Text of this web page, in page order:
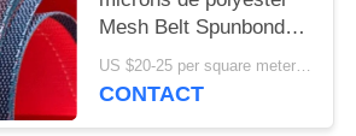
Mesh Belt Spunbond
Nonwoven Formation
US $20-25 per square meter MOQ:50 mètres carrés
CONTACT